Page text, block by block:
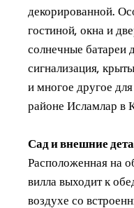
декорированной.
гостиной, окна и
солнечные батареи
сигнализация,
и многое другое
районе Исламлар в
Сад и внешние
Расположенная на
вилла выходит к
воздухе со